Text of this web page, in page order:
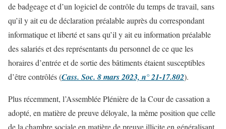
de badgeage et d’un logiciel de contrôle du temps de travail, sans
qu’il y ait eu de déclaration préalable auprès du correspondant
informatique et liberté et sans qu’il y ait eu information préalable
des salariés et des représentants du personnel de ce que les
horaires d’entrée et de sortie des bâtiments étaient susceptibles
d’être contrôlés (Cass. Soc. 8 mars 2023, n° 21-17.802).
Plus récemment, l’Assemblée Plénière de la Cour de cassation a
adopté, en matière de preuve déloyale, la même position que celle
de la chambre sociale en matière de preuve illicite en généralisant